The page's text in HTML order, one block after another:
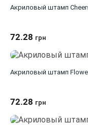
Акриловый штамп
72.28 грн
Акриловый штамп
72.28 грн